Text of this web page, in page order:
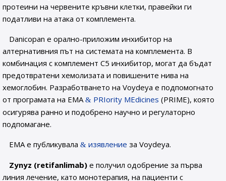
протеини на червените кръвни клетки, правейки ги
податливи на атака от комплемента.
Danicopan е орално-приложим инхибитор на
алтернативния път на системата на комплемента. В
комбинация с комплемент C5 инхибитор, могат да бъдат
предотвратени хемолизата и повишените нива на
хемоглобин. Разработването на Voydeya е подпомогнато
от програмата на EMA
PRIority MEdicines (PRIME), която
осигурява ранно и подобрено научно и регулаторно
подпомагане.
EMA е публикувала
изявление за Voydeya.
Zynyz (retifanlimab)е получил одобрение за първа
линия лечение, като монотерапия, на пациенти с